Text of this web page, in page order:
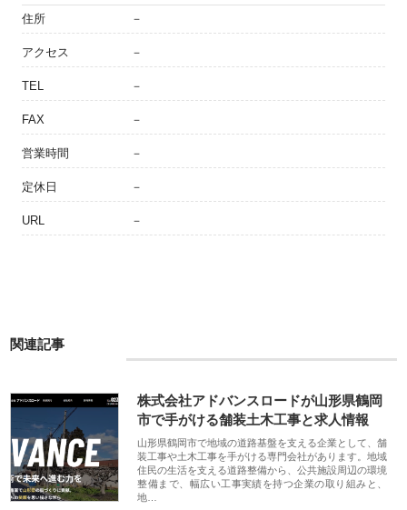
住所 －
アクセス －
TEL －
FAX －
営業時間 －
定休日 －
URL －
関連記事
株式会社アドバンスロードが山形県鶴岡
市で手がける舗装土木工事と求人情報
山形県鶴岡市で地域の道路基盤を支える企業として、舗
装工事や土木工事を手がける専門会社があります。地域
住民の生活を支える道路整備から、公共施設周辺の環境
整備まで、幅広い工事実績を持つ企業の取り組みと、
地…